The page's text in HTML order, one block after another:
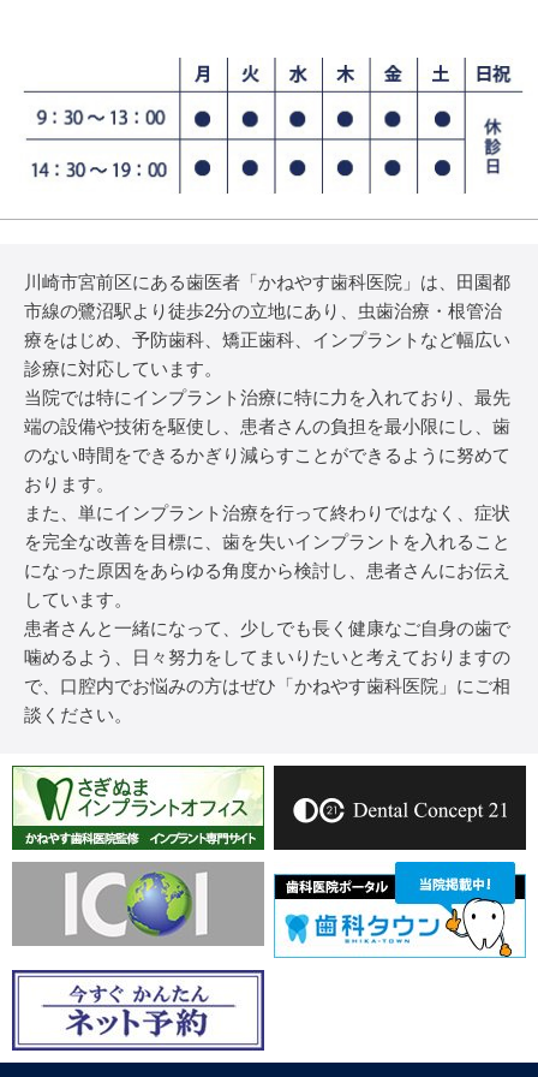
川崎市宮前区にある歯医者「かねやす歯科医院」は、田園都
市線の鷺沼駅より徒歩2分の立地にあり、虫歯治療・根管治
療をはじめ、予防歯科、矯正歯科、インプラントなど幅広い
診療に対応しています。
当院では特にインプラント治療に特に力を入れており、最先
端の設備や技術を駆使し、患者さんの負担を最小限にし、歯
のない時間をできるかぎり減らすことができるように努めて
おります。
また、単にインプラント治療を行って終わりではなく、症状
を完全な改善を目標に、歯を失いインプラントを入れること
になった原因をあらゆる角度から検討し、患者さんにお伝え
しています。
患者さんと一緒になって、少しでも長く健康なご自身の歯で
噛めるよう、日々努力をしてまいりたいと考えておりますの
で、口腔内でお悩みの方はぜひ「かねやす歯科医院」にご相
談ください。